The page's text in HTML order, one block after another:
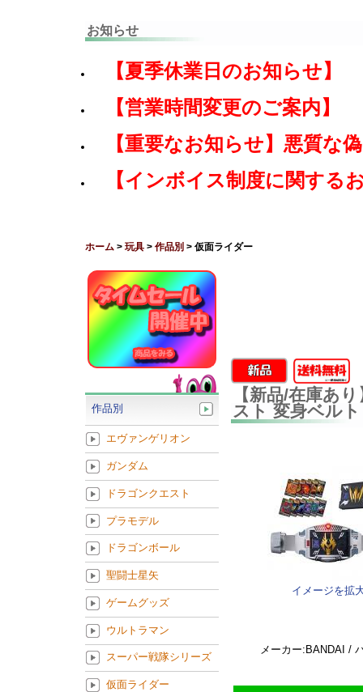
お知らせ
【夏季休業日のお知らせ】
【営業時間変更のご案内】
【重要なお知らせ】悪質な
【インボイス制度に関する
ホーム > 玩具 > 作品別 > 仮面ライダー
【新品/在庫あ
スト 変身ベル
イメージを拡
メーカー:BANDAI /
作品別
エヴァンゲリオン
ガンダム
ドラゴンクエスト
プラモデル
ドラゴンボール
聖闘士星矢
ゲームグッズ
ウルトラマン
スーパー戦隊シリーズ
仮面ライダー